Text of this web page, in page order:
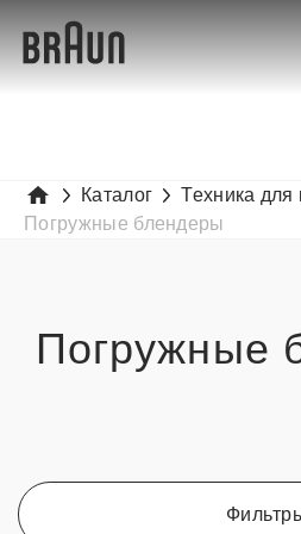
Каталог
Техника для
Погружные блендеры
Погружные
Фильтры
Мощность,
Вт